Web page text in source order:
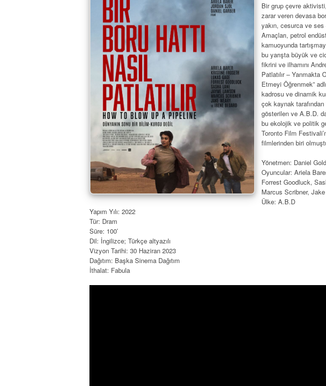
Bir grup çevre
zarar veren devasa
yakın, cesurca ve
Amaçları, petrol
kamuoyunda
bu yarışta büyük ve
fikrini ve ilhamını
Patlatılır – Yanmakta
Etmeyi Öğrenmek”
kadrosu ve dinamik
çok kaynak tarafından
gösterilen ve A.B.D.
bu ekolojik ve politik
Toronto Film
filmlerinden biri
Yönetmen: Daniel
Oyuncular: Ariela
Forrest Goodluck,
Marcus Scribner,
Ülke: A.B.D
Yapım Yılı: 2022
Tür: Dram
Süre: 100′
Dil: İngilizce; Türkçe altyazılı
Vizyon Tarihi: 30 Haziran 2023
Dağıtım: Başka Sinema Dağıtım
İthalat: Fabula